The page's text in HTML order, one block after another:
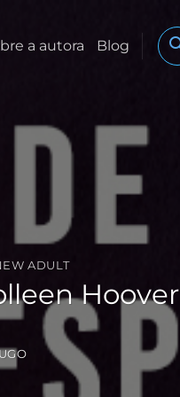
a autora Blog
ADULT
Hoover